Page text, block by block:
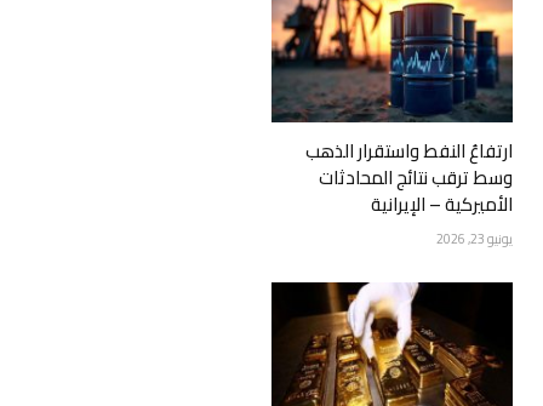
ارتفاعُ النفط واستقرار الذهب
وسط ترقب نتائج المحادثات
الأميركية – الإيرانية
يونيو 23, 2026